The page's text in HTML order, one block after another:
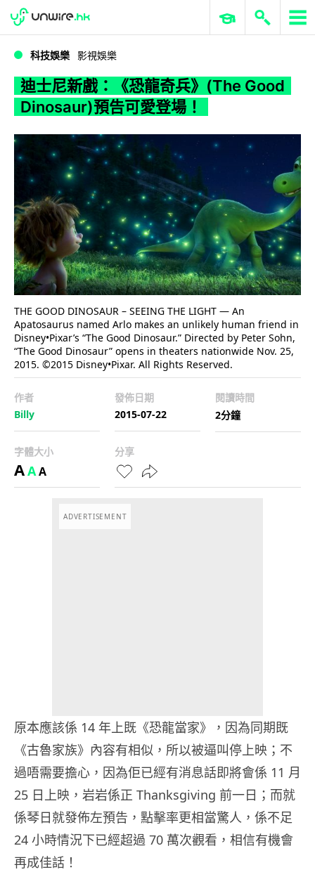
WWDC 2026 ERP 與商業 AI
科技娛樂 影視娛樂
迪士尼新戲：《恐龍奇兵》(The Good
Dinosaur)預告可愛登場！
THE GOOD DINOSAUR – SEEING THE LIGHT — An
Apatosaurus named Arlo makes an unlikely human friend in
Disney•Pixar’s “The Good Dinosaur.” Directed by Peter Sohn,
“The Good Dinosaur” opens in theaters nationwide Nov. 25,
2015. ©2015 Disney•Pixar. All Rights Reserved.
作者
Billy
發佈日期
2015-07-22
閱讀時間
2分鐘
字體大小
AAA
分享
ADVERTISEMENT
原本應該係 14 年上既《恐龍當家》，因為同期既
《古魯家族》內容有相似，所以被逼叫停上映；不
過唔需要擔心，因為佢已經有消息話即將會係 11 月
25 日上映，岩岩係正 Thanksgiving 前一日；而就
係琴日就發佈左預告，點擊率更相當驚人，係不足
24 小時情況下已經超過 70 萬次觀看，相信有機會
再成佳話！